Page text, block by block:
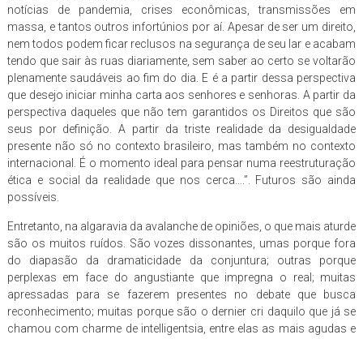
notícias de pandemia, crises econômicas, transmissões em
massa, e tantos outros infortúnios por aí. Apesar de ser um direito,
nem todos podem ficar reclusos na segurança de seu lar e acabam
tendo que sair às ruas diariamente, sem saber ao certo se voltarão
plenamente saudáveis ao fim do dia. E é a partir dessa perspectiva
que desejo iniciar minha carta aos senhores e senhoras. A partir da
perspectiva daqueles que não tem garantidos os Direitos que são
seus por definição. A partir da triste realidade da desigualdade
presente não só no contexto brasileiro, mas também no contexto
internacional. É o momento ideal para pensar numa reestruturação
ética e social da realidade que nos cerca….”. Futuros são ainda
possíveis.
Entretanto, na algaravia da avalanche de opiniões, o que mais aturde
são os muitos ruídos. São vozes dissonantes, umas porque fora
do diapasão da dramaticidade da conjuntura; outras porque
perplexas em face do angustiante que impregna o real; muitas
apressadas para se fazerem presentes no debate que busca
reconhecimento; muitas porque são o dernier cri daquilo que já se
chamou com charme de intelligentsia, entre elas as mais agudas e